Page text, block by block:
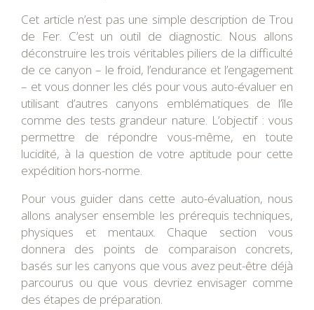
Cet article n’est pas une simple description de Trou
de Fer. C’est un outil de diagnostic. Nous allons
déconstruire les trois véritables piliers de la difficulté
de ce canyon – le froid, l’endurance et l’engagement
– et vous donner les clés pour vous auto-évaluer en
utilisant d’autres canyons emblématiques de l’île
comme des tests grandeur nature. L’objectif : vous
permettre de répondre vous-même, en toute
lucidité, à la question de votre aptitude pour cette
expédition hors-norme.
Pour vous guider dans cette auto-évaluation, nous
allons analyser ensemble les prérequis techniques,
physiques et mentaux. Chaque section vous
donnera des points de comparaison concrets,
basés sur les canyons que vous avez peut-être déjà
parcourus ou que vous devriez envisager comme
des étapes de préparation.